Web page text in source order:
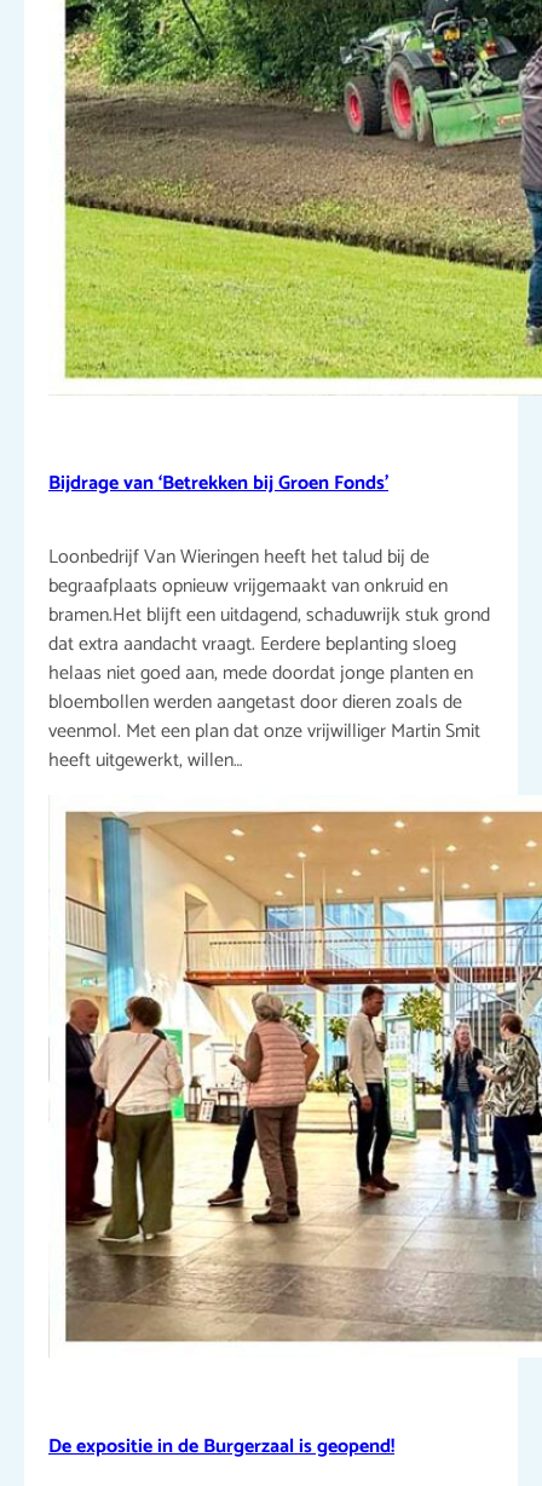
Bijdrage van ‘Betrekken bij Groen Fonds’
Loonbedrijf Van Wieringen heeft het talud bij de
begraafplaats opnieuw vrijgemaakt van onkruid en
bramen.Het blijft een uitdagend, schaduwrijk stuk grond
dat extra aandacht vraagt. Eerdere beplanting sloeg
helaas niet goed aan, mede doordat jonge planten en
bloembollen werden aangetast door dieren zoals de
veenmol. Met een plan dat onze vrijwilliger Martin Smit
heeft uitgewerkt, willen…
De expositie in de Burgerzaal is geopend!